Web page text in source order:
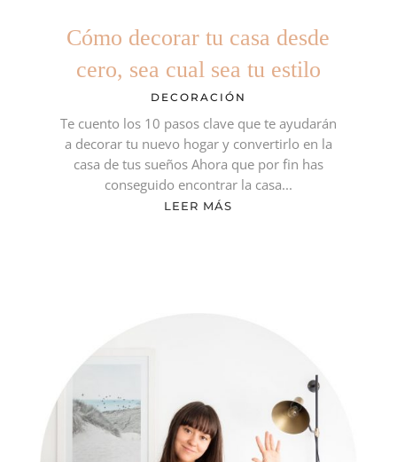
Cómo decorar tu casa desde
cero, sea cual sea tu estilo
DECORACIÓN
Te cuento los 10 pasos clave que te ayudarán
a decorar tu nuevo hogar y convertirlo en la
casa de tus sueños Ahora que por fin has
conseguido encontrar la casa...
LEER MÁS